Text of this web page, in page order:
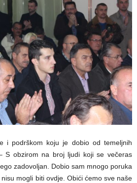
i podrškom koju je dobio od temeljnih
S obzirom na broj ljudi koji se večeras
zadovoljan. Dobio sam mnogo poruka
mogli biti ovdje. Obići ćemo sve naše